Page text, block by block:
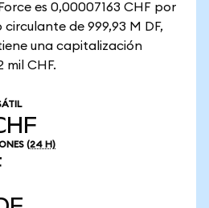
es 0,00007163 CHF por
circulante de 999,93 M DF,
una capitalización
mil CHF.
(24 H)